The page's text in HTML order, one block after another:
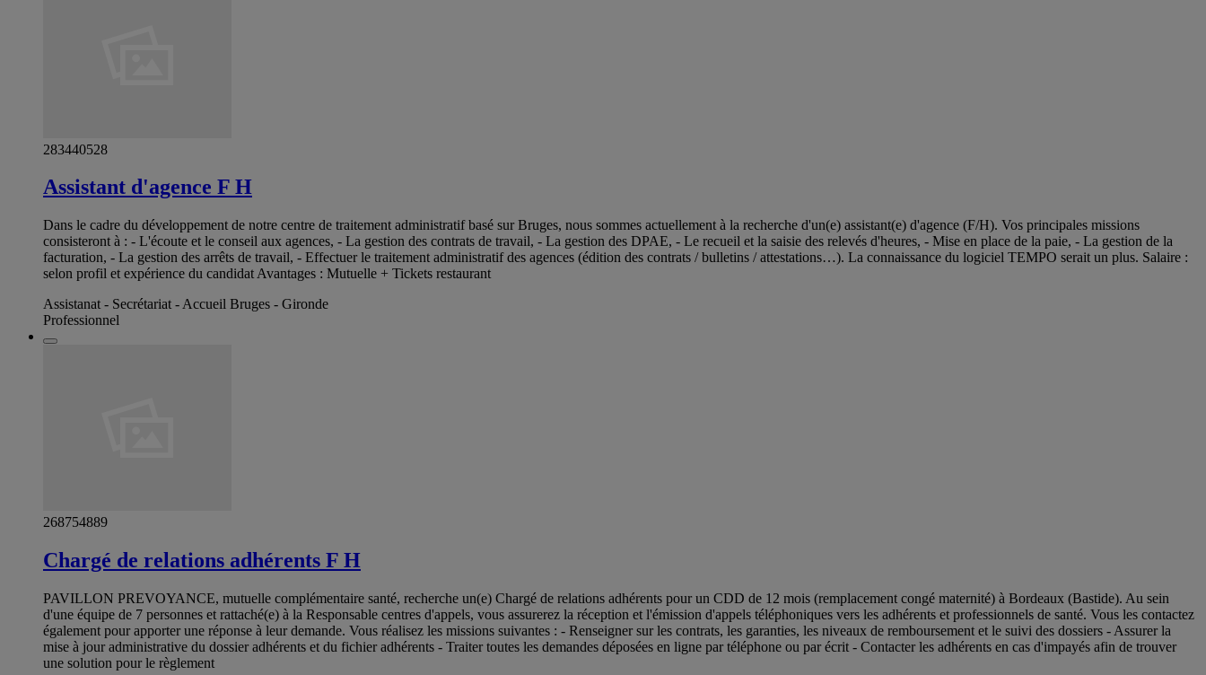
283440528
Assistant d'agence F H
Dans le cadre du développement de notre centre de traitement administratif basé sur Bruges, nous sommes actuellement à la recherche d'un(e) assistant(e) d'agence (F/H). Vos principales missions
consisteront à : - L'écoute et le conseil aux agences, - La gestion des contrats de travail, - La gestion des DPAE, - Le recueil et la saisie des relevés d'heures, - Mise en place de la paie, - La gestion de la
facturation, - La gestion des arrêts de travail, - Effectuer le traitement administratif des agences (édition des contrats / bulletins / attestations…). La connaissance du logiciel TEMPO serait un plus. Salaire :
selon profil et expérience du candidat Avantages : Mutuelle + Tickets restaurant
Assistanat - Secrétariat - Accueil Bruges - Gironde
Professionnel
268754889
Chargé de relations adhérents F H
PAVILLON PREVOYANCE, mutuelle complémentaire santé, recherche un(e) Chargé de relations adhérents pour un CDD de 12 mois (remplacement congé maternité) à Bordeaux (Bastide). Au sein
d'une équipe de 7 personnes et rattaché(e) à la Responsable centres d'appels, vous assurerez la réception et l'émission d'appels téléphoniques vers les adhérents et professionnels de santé. Vous les contactez
également pour apporter une réponse à leur demande. Vous réalisez les missions suivantes : - Renseigner sur les contrats, les garanties, les niveaux de remboursement et le suivi des dossiers - Assurer la
mise à jour administrative du dossier adhérents et du fichier adhérents - Traiter toutes les demandes déposées en ligne par téléphone ou par écrit - Contacter les adhérents en cas d'impayés afin de trouver
une solution pour le règlement